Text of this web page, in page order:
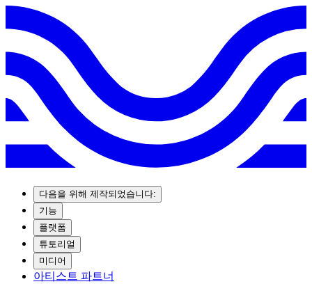
다음을 위해 제작되었습니다:
기능
플랫폼
튜토리얼
미디어
아티스트 파트너